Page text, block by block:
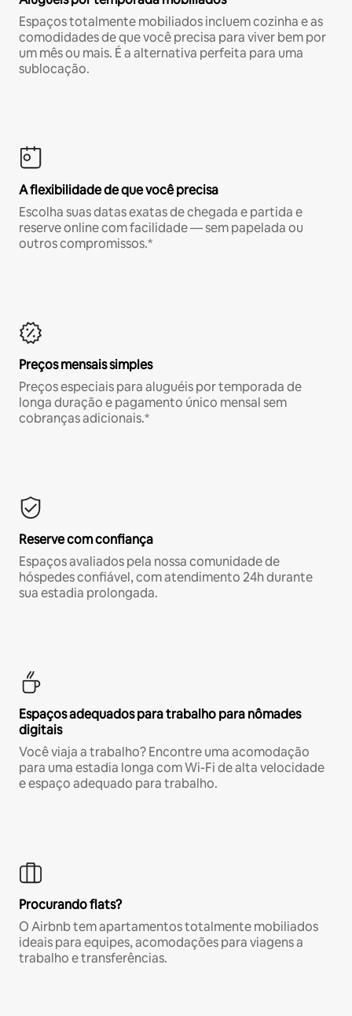
Espaços totalmente mobiliados incluem cozinha e as
comodidades de que você precisa para viver bem por
um mês ou mais. É a alternativa perfeita para uma
sublocação.
A flexibilidade de que você precisa
Escolha suas datas exatas de chegada e partida e
reserve online com facilidade — sem papelada ou
outros compromissos.*
Preços mensais simples
Preços especiais para aluguéis por temporada de
longa duração e pagamento único mensal sem
cobranças adicionais.*
Reserve com confiança
Espaços avaliados pela nossa comunidade de
hóspedes confiável, com atendimento 24h durante
sua estadia prolongada.
Espaços adequados para trabalho para nômades
digitais
Você viaja a trabalho? Encontre uma acomodação
para uma estadia longa com Wi-Fi de alta velocidade
e espaço adequado para trabalho.
Procurando flats?
O Airbnb tem apartamentos totalmente mobiliados
ideais para equipes, acomodações para viagens a
trabalho e transferências.